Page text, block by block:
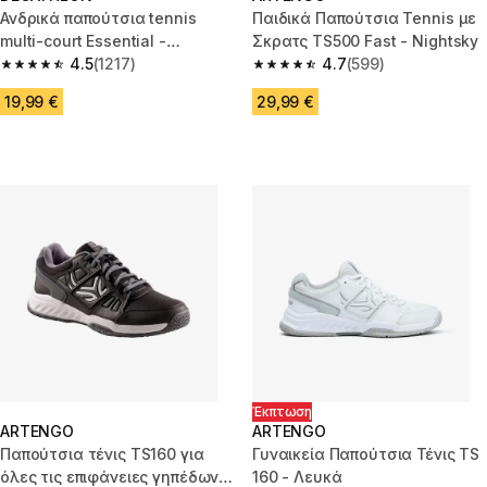
Ανδρικά παπούτσια tennis
multi-court Essential -
Υπόλευκο4.5
4.5 out of 5 stars from 1217 reviews
(1217)
19,99 €
Παιδικά Παπούτσια Tennis με
Σκρατς TS500 Fast - Nightsky
4.7
4.7 out of 5 stars from 599
(599)
29,99 €
ARTENGO
Παπούτσια τένις TS160 για
όλες τις επιφάνειες γηπέδων -
Έκπτωση
ARTENGO
Γυναικεία Παπούτσια Τένις TS
160 - Λευκά